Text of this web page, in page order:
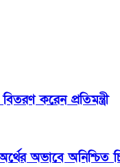
করেন প্রতিমন্ত্রী
অভাবে অনিশ্চিত